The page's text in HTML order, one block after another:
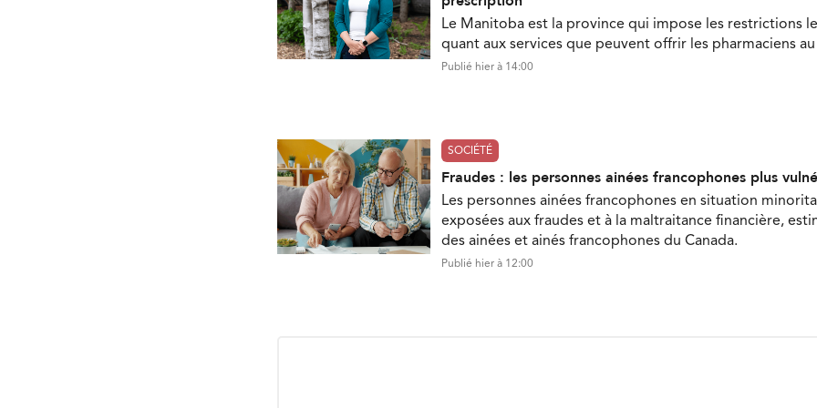
Le Manitoba est la province qui impose les restrictions
quant aux services que peuvent offrir les pharmaciens au
Publié hier à 14:00
SOCIÉTÉ
Fraudes : les personnes ainées francophones plus
Les personnes ainées francophones en situation
exposées aux fraudes et à la maltraitance financière,
des ainées et ainés francophones du Canada.
Publié hier à 12:00